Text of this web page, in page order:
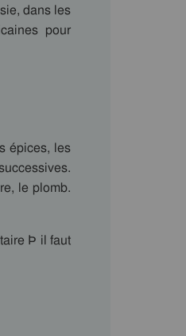
dans les
pour
épices, les
le plomb.
Þ il faut